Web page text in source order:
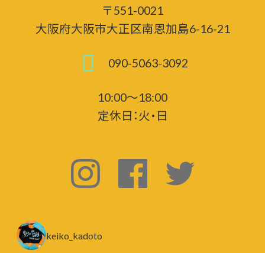
〒551-0021
大阪府大阪市大正区南恩加島6-16-21
090-5063-3092
10:00～18:00
定休日：火・日
keiko_kadoto